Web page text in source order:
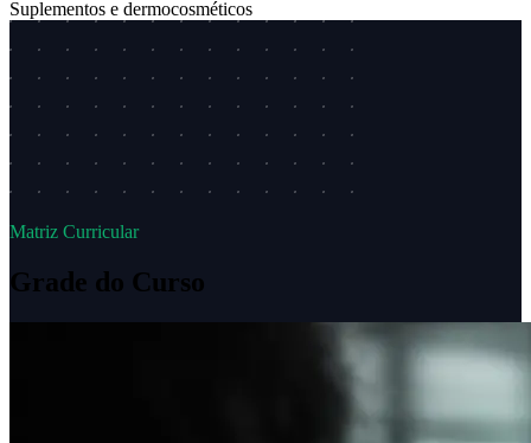
Suplementos e dermocosméticos
Matriz Curricular
Grade do Curso